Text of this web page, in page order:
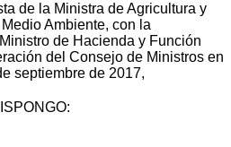
de la Ministra de Agricultura y
Ambiente, con la
de Hacienda y Función
del Consejo de Ministros en
septiembre de 2017,